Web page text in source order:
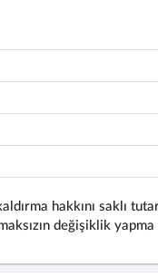
hakkını saklı
değişiklik